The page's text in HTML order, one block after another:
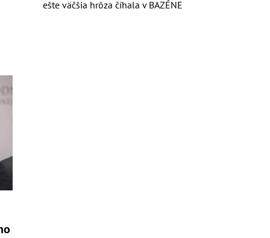
ešte väčšia hrôza číhala v BAZÉNE